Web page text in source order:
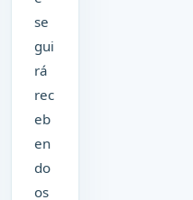
se
gui
rá
rec
eb
en
do
os